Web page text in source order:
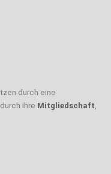
durch eine
ihre Mitgliedschaft,